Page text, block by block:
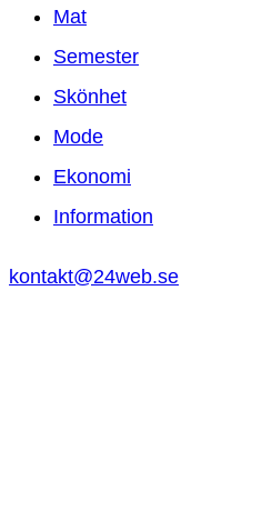
Mat
Semester
Skönhet
Mode
Ekonomi
Information
kontakt@24web.se